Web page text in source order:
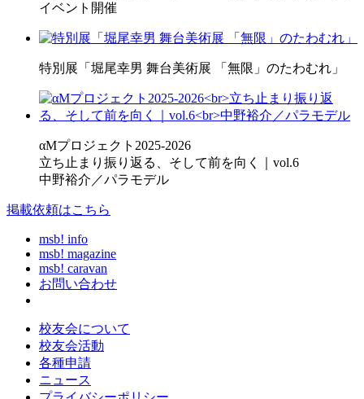
イベント開催
特別展「堀尾幸男 舞台美術展 「無限」のたわむれ」
αMプロジェクト2025-2026
立ち止まり振り返る、そして前を向く｜vol.6
中野裕介／パラモデル
掲載依頼はこちら
msb! info
msb! magazine
msb! caravan
お問い合わせ
校友会について
校友会活動
各種申請
ニュース